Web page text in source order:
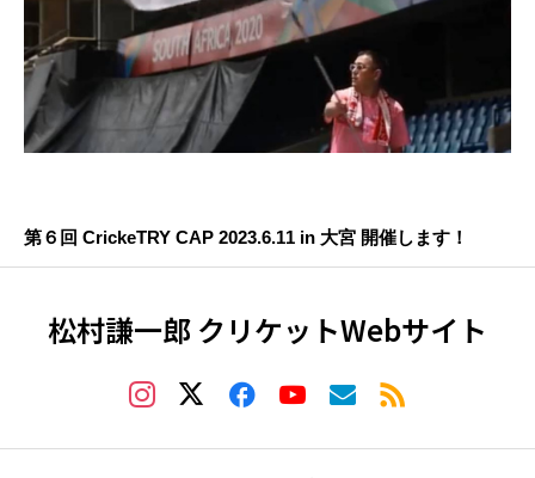
第６回 CrickeTRY CAP 2023.6.11 in 大宮 開催します！
松村謙一郎 クリケットWebサイト